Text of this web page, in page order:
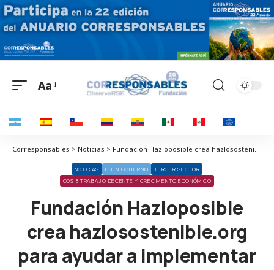
Aa
Corresponsables > Noticias > Fundación Hazloposible crea hazlosostenible.org para ayudar a implementar la RSE en las empresas
NOTICIAS BUEN GOBIERNO
TERCER SECTOR
ODS 8 TRABAJO DECENTE Y CRECIMIENTO ECONÓMICO
Fundación Hazloposible
crea hazlosostenible.org
para ayudar a implementar